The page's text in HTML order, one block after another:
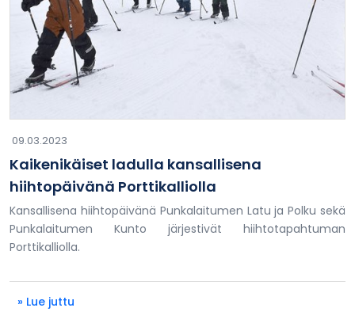
09.03.2023
Kaikenikäiset ladulla kansallisena
hiihtopäivänä Porttikalliolla
Kansallisena hiihtopäivänä Punkalaitumen Latu ja Polku sekä
Punkalaitumen Kunto järjestivät hiihtotapahtuman
Porttikalliolla.
» Lue juttu